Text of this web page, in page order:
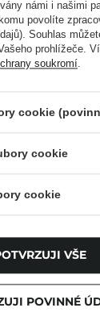
Shot
námi i našimi
povolíte
Souhlas
prohlížeče.
soukromí
cookie
cookie
cookie
POVINNÉ
VŠE